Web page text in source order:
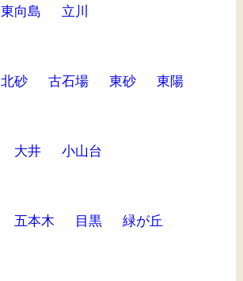
東向島 立川
北砂 古石場 東砂 東陽
大井 小山台
五本木 目黒 緑が丘